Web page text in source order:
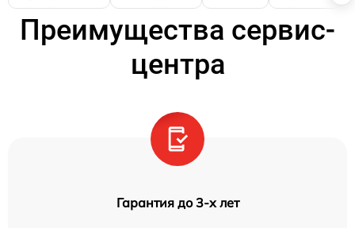
Преимущества сервис-
центра
Гарантия до 3-х лет